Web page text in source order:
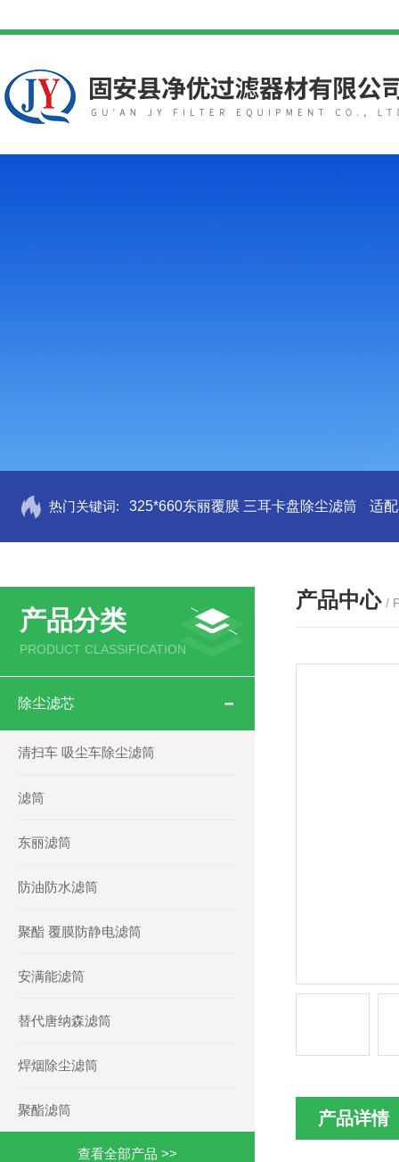
热门关键词: 325*660东丽覆膜 三耳卡盘除尘滤筒 适
产品分类
PRODUCT CLASSIFICATION
除尘滤芯
清扫车 吸尘车除尘滤筒
滤筒
东丽滤筒
防油防水滤筒
聚酯 覆膜防静电滤筒
安满能滤筒
替代唐纳森滤筒
焊烟除尘滤筒
聚酯滤筒
查看全部产品 >>
产品中心 /
产品详情